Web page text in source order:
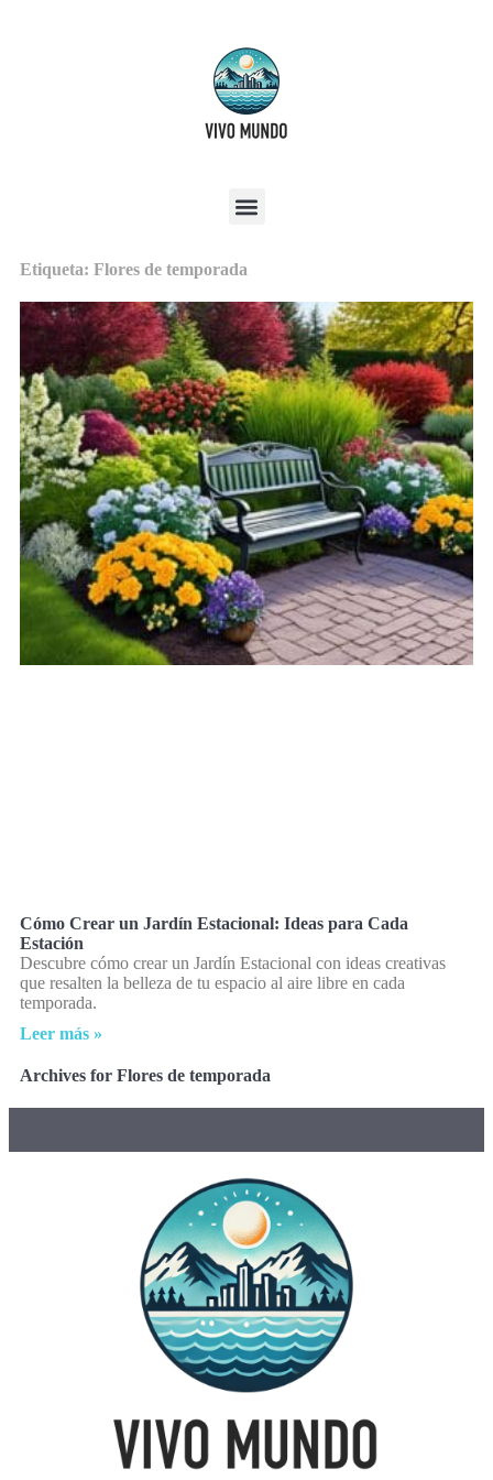
Etiqueta: Flores de temporada
Cómo Crear un Jardín Estacional: Ideas para Cada
Estación
Descubre cómo crear un Jardín Estacional con ideas creativas
que resalten la belleza de tu espacio al aire libre en cada
temporada.
Leer más »
Archives for Flores de temporada